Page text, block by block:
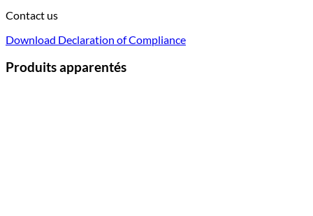
Contact us
Download Declaration of Compliance
Produits apparentés